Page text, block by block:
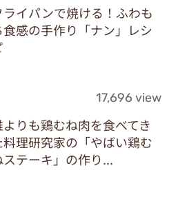
ライパンで焼ける！ふわも
食感の手作り「ナン」レシ
17,696 view
よりも鶏むね肉を食べてき
料理研究家の「やばい鶏む
ステーキ」の作り...